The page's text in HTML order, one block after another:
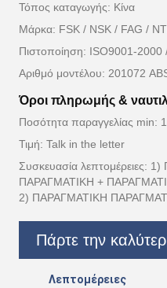
Τόπος καταγωγής: Κίνα
Μάρκα: FSK / NSK / FAG /
Πιστοποίηση: ISO9001-2000
Αριθμό μοντέλου: 201072
Όροι πληρωμής &
Ποσότητα παραγγελίας min: 1
Τιμή: Talk in the letter
Συσκευασία λεπτομέρειες:
ΠΑΡΑΓΜΑΤΙΚΗ +
2) ΠΑΡΑΓΜΑΤΙΚΗ
Πάρτε την
Λεπτομέρειες